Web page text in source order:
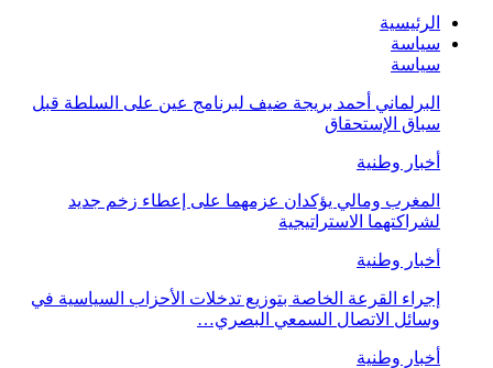
الرئيسية
سياسة
سياسة
البرلماني أحمد بريجة ضيف لبرنامج عين على السلطة قبل
سباق الإستحقاق
أخبار وطنية
المغرب ومالي يؤكدان عزمهما على إعطاء زخم جديد
لشراكتهما الاستراتيجية
أخبار وطنية
إجراء القرعة الخاصة بتوزيع تدخلات الأحزاب السياسية في
وسائل الاتصال السمعي البصري…
أخبار وطنية